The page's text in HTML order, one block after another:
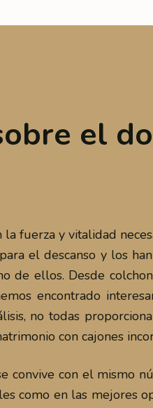
el
fuerza y vitalidad
el descanso y los
ellos. Desde
encontrado
no todas
con cajones
convive con el mismo
como en las mejores